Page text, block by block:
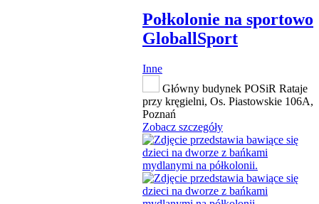
Połkolonie na sportowo
GloballSport
Inne
Główny budynek POSiR Rataje
przy kręgielni, Os. Piastowskie 106A,
Poznań
Zobacz szczegóły